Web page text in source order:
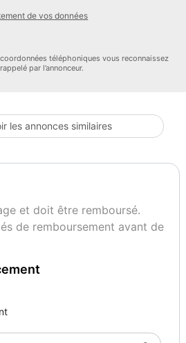
de vos données
téléphoniques vous reconnaissez
par l’annonceur.
les annonces similaires
et doit être remboursé.
de remboursement avant de